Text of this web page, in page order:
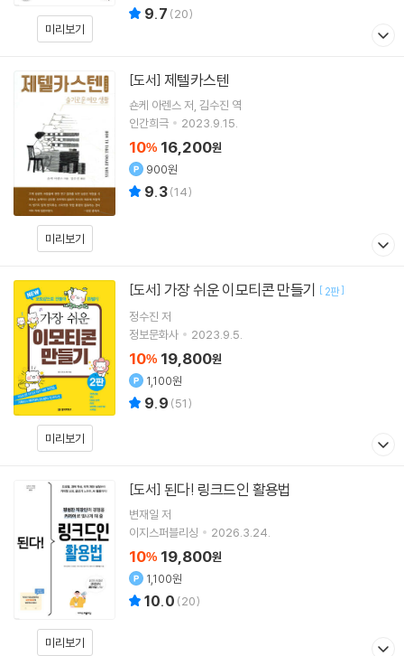
미리보기
9.7 (20)
미리보기
[도서] 제텔카스텐
숀케 아렌스 저 김수진 역
인간희극
2023.9.15.
10% 16,200원
900원
9.3(14)
미리보기
[도서] 가장 쉬운 이모티콘 만들기 [ 2판]
정수진 저
정보문화사
2023.9.5.
10% 19,800원
1,100원
9.9 (51)
미리보기
[도서] 된다! 링크드인 활용법
변재일 저
이지스퍼블리싱
2026.3.24.
10% 19,800원
1,100원
10.0 (20)